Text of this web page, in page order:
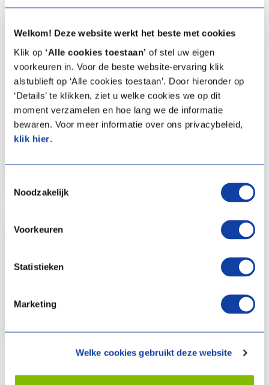
Welkom! Deze website werkt het beste met cookies
Klik op ‘Alle cookies toestaan’ of stel uw eigen
voorkeuren in. Voor de beste website-ervaring klik
alstublieft op ‘Alle cookies toestaan’. Door hieronder op
‘Details’ te klikken, ziet u welke cookies we op dit
moment verzamelen en hoe lang we de informatie
bewaren. Voor meer informatie over ons privacybeleid,
klik hier.
Noodzakelijk
Voorkeuren
Statistieken
Marketing
Welke cookies gebruikt deze website
Zoekt u een
brochure of
andere
documentatie?
Deze vindt u op
productpagina
onder
en downloads’.
Floww
kokendwaterkranen
is overgenomen
door Service
control. Klik hier
voor het stellen
van een vraag of
over of een
Vincent